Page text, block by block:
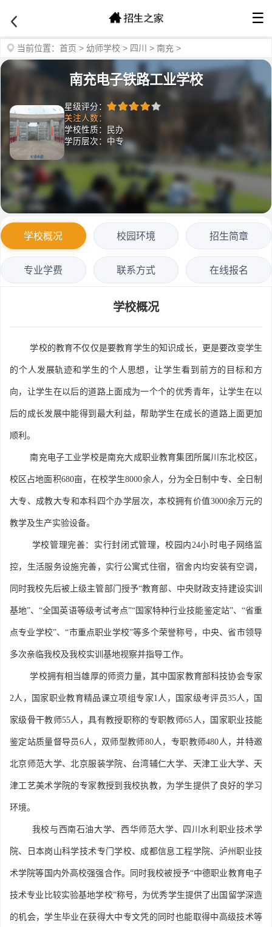
☰
当前位置： 首页 > 幼师学校 > 四川 > 南充 >
南充电子铁路工业学校
星级评分：
关注人数：
学校性质：民办
学历层次：中专
学校概况 校园环境 招生简章
专业学费 联系方式 在线报名
学校概况
学校的教育不仅仅是要教育学生的知识成长，更是要改变学生
的个人发展轨迹和学生的个人思想，让学生看到前方的目标和方
向，让学生在以后的道路上面成为一个个的优秀青年，让学生在以
后的成长发展中能得到最大利益，帮助学生在成长的道路上面更加
顺利。
南充电子工业学校是南充大成职业教育集团所属川东北校区，
校区占地面积680亩，在校学生8000余人，分为全日制中专、全日制
大专、成教大专和本科四个办学层次，本校拥有价值3000余万元的
教学及生产实验设备。
学校管理完善：实行封闭式管理，校园内24小时电子网络监
控，生活服务设施完善，实行公寓式住宿，宿舍内均安装有空调，
同时我校先后被上级主管部门授予“教育部、中央财政支持建设实训
基地”、“全国英语等级考试考点”“国家特种行业技能鉴定站”、“省重
点专业学校”、“市重点职业学校”等多个荣誉称号，中央、省市领导
多次亲临我校及我校实训基地视察并指导工作。
学校拥有相当雄厚的师资力量，其中国家教育部科技协会专家
2人，国家职业教育精品课立项组专家1人，国家级考评员35人，国
家级骨干教师55人，具有教授职称的专职教师65人，国家职业技能
鉴定站质量督导员6人，双师型教师80人，专职教师480人，并特邀
北京师范大学、北京服装学院、台湾辅仁大学、天津工业大学、天
津工艺美术学院的专家教授到我校执教，为学生提供了良好的学习
环境。
我校与西南石油大学、西华师范大学、四川水利职业技术学
院、日本岗山科学技术专门学校、成都信息工程学院、泸州职业技
术学院等国内外高校强强合作。同时我校被授予“中德职业教育电子
技术专业比较实验基地学校”称号，为优秀学生提供了出国留学深造
的机会，学生毕业在获得大中专文凭的同时也能取得中高级技术等